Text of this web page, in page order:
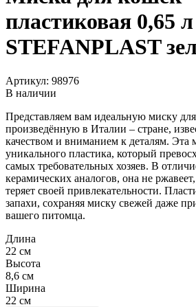
пластиковая 0,65 л
STEFANPLAST
Артикул: 98976
В наличии
Представляем вам идеальную миску
произведённую в Италии – стране,
качеством и вниманием к деталям. Эта
уникального пластика, который
самых требовательных хозяев. В
керамических аналогов, она не
теряет своей привлекательности.
запахи, сохраняя миску свежей даже
вашего питомца.
Длина
22 см
Высота
8,6 см
Ширина
22 см